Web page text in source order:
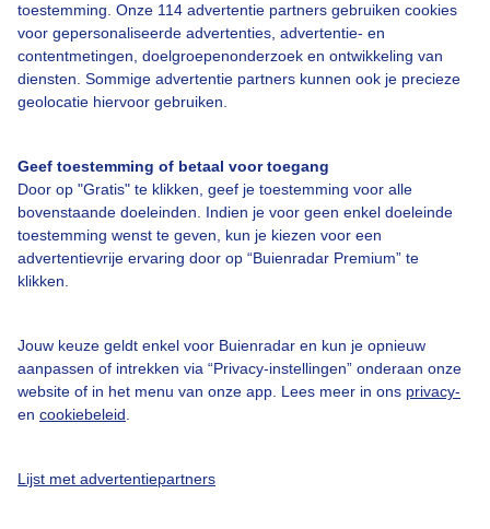
toestemming. Onze 114 advertentie partners gebruiken cookies
voor gepersonaliseerde advertenties, advertentie- en
contentmetingen, doelgroepenonderzoek en ontwikkeling van
diensten. Sommige advertentie partners kunnen ook je precieze
geolocatie hiervoor gebruiken.
Geef toestemming of betaal voor toegang
Door op "Gratis" te klikken, geef je toestemming voor alle
bovenstaande doeleinden. Indien je voor geen enkel doeleinde
toestemming wenst te geven, kun je kiezen voor een
advertentievrije ervaring door op “Buienradar Premium” te
klikken.
Jouw keuze geldt enkel voor Buienradar en kun je opnieuw
aanpassen of intrekken via “Privacy-instellingen” onderaan onze
website of in het menu van onze app. Lees meer in ons privacy-
en cookiebeleid
Lijst met advertentiepartners
Over Buienradar
Bedrijfsgegevens
Veelgestelde vragen
Toegankelijkheid
Adverteren
Privacy beleid
Cookie beleid
Privacy instellingen